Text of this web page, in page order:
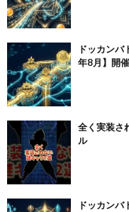
ドッカン
年8月】開
全く実装さ
ル
ドッカンバ